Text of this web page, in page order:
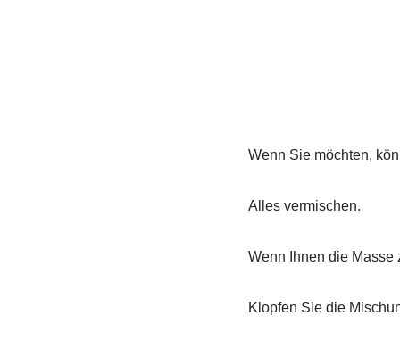
Wenn Sie möchten,
Alles vermischen.
Wenn Ihnen die Masse
Klopfen Sie die